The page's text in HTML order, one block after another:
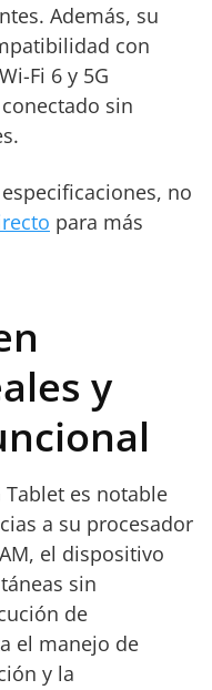
Además, su
con
Fi 6 y 5G
sin
no
para más
y
Tablet es notable
a su procesador
el dispositivo
sin
de
el manejo de
y la